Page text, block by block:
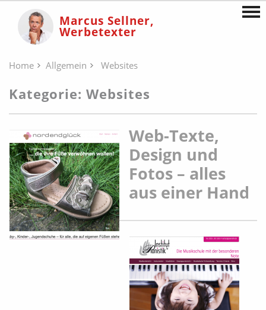
Marcus Sellner,
Werbetexter
Home Allgemein Websites
Kategorie: Websites
Web-Texte,
Design und
Fotos – alles
aus einer Hand